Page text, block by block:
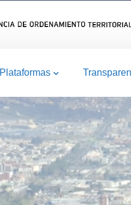
Plataformas